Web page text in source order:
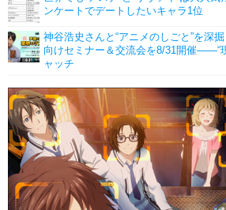
ンケートでデートしたいキャラ1位
神谷浩史さんと“アニメのしごと”を深
向けセミナー＆交流会を8/31開催――“
ャッチ